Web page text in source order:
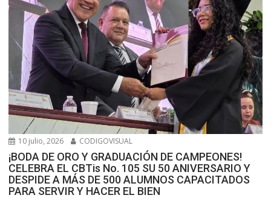
10 julio, 2026 CODIGOVISUAL
¡BODA DE ORO Y GRADUACIÓN DE CAMPEONES!
CELEBRA EL CBTis No. 105 SU 50 ANIVERSARIO Y
DESPIDE A MÁS DE 500 ALUMNOS CAPACITADOS
PARA SERVIR Y HACER EL BIEN